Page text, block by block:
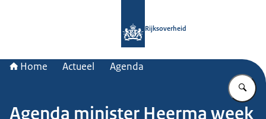
Rijksoverheid
Home Actueel Agenda
Agenda minister Heerma week